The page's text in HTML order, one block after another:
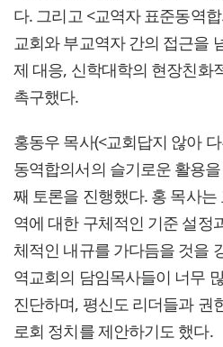
다. 그리고 <교역자 표준동역
교회와 부교역자 간의 접근을
제 대응, 신학대학의 현장친화
촉구했다.
홍동우 목사(<교회답지 않아
동역합의서의 슬기로운 활용
째 토론을 진행했다. 홍 목사
역에 대한 구체적인 기준 설정
체적인 내규를 가다듬을 것을
역교회의 담임목사들이 너무
진단하며, 평신도 리더들과 권
로회 정치를 제안하기도 했다.